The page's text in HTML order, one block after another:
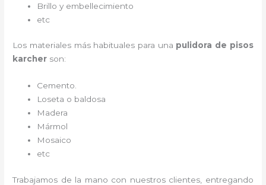
Brillo y embellecimiento
etc
Los materiales más habituales para una pulidora de pisos
karcher son:
Cemento.
Loseta o baldosa
Madera
Mármol
Mosaico
etc
Trabajamos de la mano con nuestros clientes, entregando